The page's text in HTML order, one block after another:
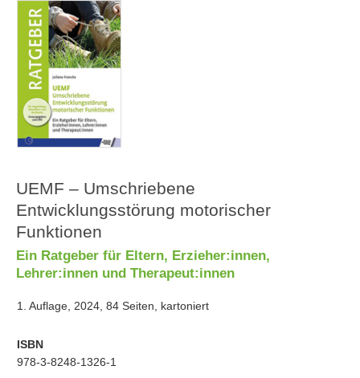
UEMF – Umschriebene
Entwicklungsstörung motorischer
Funktionen
Ein Ratgeber für Eltern, Erzieher:innen,
Lehrer:innen und Therapeut:innen
1. Auflage, 2024, 84 Seiten, kartoniert
ISBN
978-3-8248-1326-1